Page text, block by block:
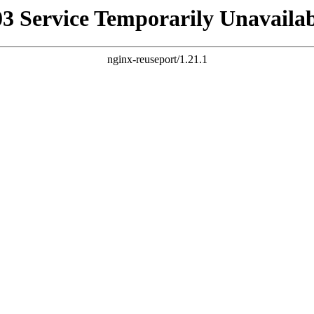
Service Temporarily
nginx-reuseport/1.21.1